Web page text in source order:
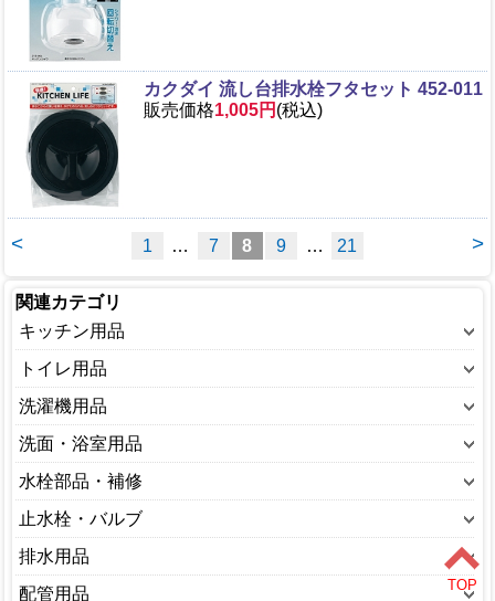
カクダイ 流し台排水栓フタセット 452-011
販売価格1,005円 (税込)
< >
1 … 7 8 9 … 21
関連カテゴリ
キッチン用品
混合栓
単水栓
水栓部品
パッキン・ゴム
排水ホース・金具
排水目皿
トイレ用品
便座
トイレ用部品
パッキン
水栓部品
洗濯機用品
単水栓
水栓部品
パッキン・ゴム
排水ホース・金具
洗面・浴室用品
シャワー用品
混合栓
単水栓
水栓部品
水栓部品・補修
混合栓
単水栓
散水栓
止水栓・バルブ
ストップバルブ
フードバルブ
排水用品
ゴム栓
配管用品